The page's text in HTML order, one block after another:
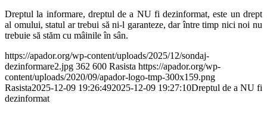
Dreptul la informare, dreptul de a NU fi dezinformat, este un drept
al omului, statul ar trebui să ni-l garanteze, dar între timp nici noi nu
trebuie să stăm cu mâinile în sân.
https://apador.org/wp-content/uploads/2025/12/sondaj-
dezinformare2.jpg 362 600 Rasista https://apador.org/wp-
content/uploads/2020/09/apador-logo-tmp-300x159.png
Rasista2025-12-09 19:26:492025-12-09 19:27:10Dreptul de a NU fi
dezinformat